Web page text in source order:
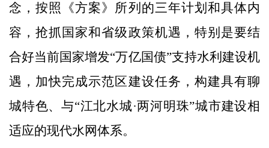
念，按照《方案》所列的三年计划和具体内
容，抢抓国家和省级政策机遇，特别是要结
合好当前国家增发“万亿国债”支持水利建设机
遇，加快完成示范区建设任务，构建具有聊
城特色、与“江北水城·两河明珠”城市建设相
适应的现代水网体系。